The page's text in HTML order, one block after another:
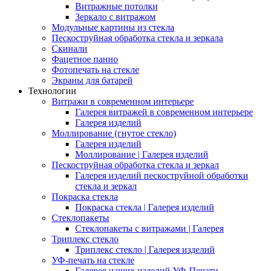
Витражные потолки
Зеркало с витражом
Модульные картины из стекла
Пескоструйная обработка стекла и зеркала
Скинали
Фацетное панно
Фотопечать на стекле
Экраны для батарей
Технологии
Витражи в современном интерьере
Галерея витражей в современном интерьере
Галерея изделий
Моллирование (гнутое стекло)
Галерея изделий
Моллирование | Галерея изделий
Пескоструйная обработка стекла и зеркал
Галерея изделий пескоструйной обработки
стекла и зеркал
Покраска стекла
Покраска стекла | Галерея изделий
Стеклопакеты
Стеклопакеты с витражами | Галерея
Триплекс стекло
Триплекс стекло | Галерея изделий
УФ-печать на стекле